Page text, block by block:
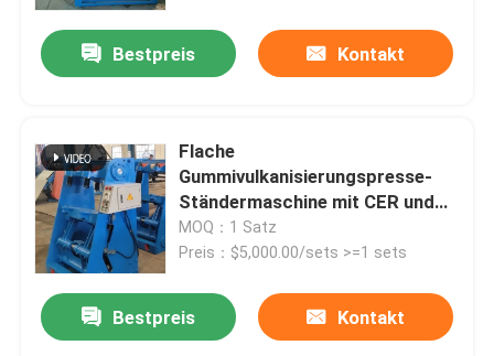
Bestpreis Kontakt
Flache
Gummivulkanisierungspresse-
Ständermaschine mit CER und
ISO
MOQ：1 Satz
Preis：$5,000.00/sets >=1 sets
Bestpreis Kontakt